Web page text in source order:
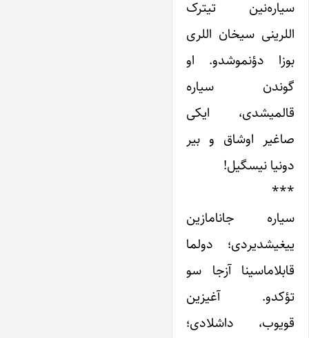
سیاره‌نین تیترک
اللرینی سیخان اللری
بوزا دؤنموشدو. او
گوندن سیاره
قالمیشدی، ایکی
صاغیر اوشاق و بیر
دونیا نیسگیل!
***
سیاره جانامازین
ییغیشدیردی؛ دولما
قابلاماسینا آزجا سو
تؤکدو. آغیزین
قویوب، داشلادی؛